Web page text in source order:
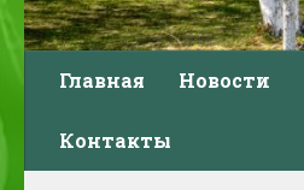
Главная Новости
Контакты